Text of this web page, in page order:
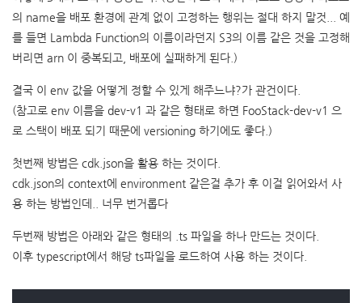
의 name을 배포 환경에 관계 없이 고정하는 행위는 절대 하지 말것... 예
를 들면 Lambda Function의 이름이라던지 S3의 이름 같은 것을 고정해
버리면 arn 이 중복되고, 배포에 실패하게 된다.)
결국 이 env 값을 어떻게 정할 수 있게 해주느냐?가 관건이다.
(참고로 env 이름을 dev-v1 과 같은 형태로 하면 FooStack-dev-v1 으
로 스택이 배포 되기 때문에 versioning 하기에도 좋다.)
첫번째 방법은 cdk.json을 활용 하는 것이다.
cdk.json의 context에 environment 같은걸 추가 후 이걸 읽어와서 사
용 하는 방법인데.. 너무 번거롭다
두번째 방법은 아래와 같은 형태의 .ts 파일을 하나 만드는 것이다.
이후 typescript에서 해당 ts파일을 로드하여 사용 하는 것이다.